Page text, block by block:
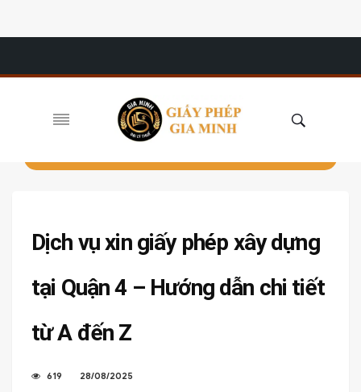
Dịch vụ xin giấy phép xây dựng
tại Quận 4 – Hướng dẫn chi tiết
từ A đến Z
619 28/08/2025